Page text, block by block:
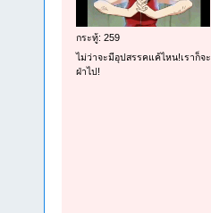
กระทู้: 259
ไม่ว่าจะมีอุปสรรคแค้ไหน!เราก็จะ
ฝ่าไป!